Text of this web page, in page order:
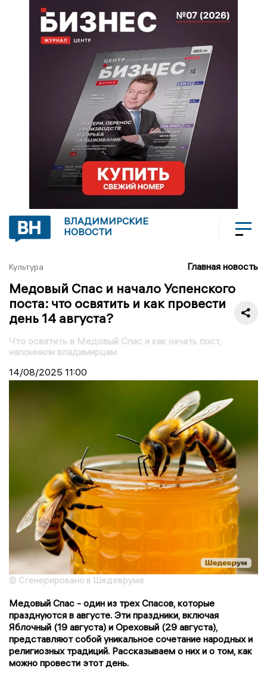
ВЛАДИМИРСКИЕ
НОВОСТИ
Культура Главная новость
Медовый Спас и начало Успенского
поста: что освятить и как провести
день 14 августа?
Что освятить в Медовый Спас и как начать пост,
напомнили владимирцам
14/08/2025 11:00
© Сгенерировано в Шедевруме
Медовый Спас - один из трех Спасов, которые
празднуются в августе. Эти праздники, включая
Яблочный (19 августа) и Ореховый (29 августа),
представляют собой уникальное сочетание народных и
религиозных традиций. Рассказываем о них и о том, как
можно провести этот день.